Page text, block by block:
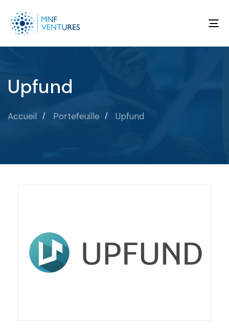
Upfund
Accueil Portefeuille Upfund